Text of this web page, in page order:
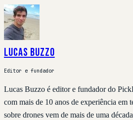
Lucas Buzzo
Editor e fundador
Lucas Buzzo é editor e fundador do
com mais de 10 anos de experiência em
sobre drones vem de mais de uma